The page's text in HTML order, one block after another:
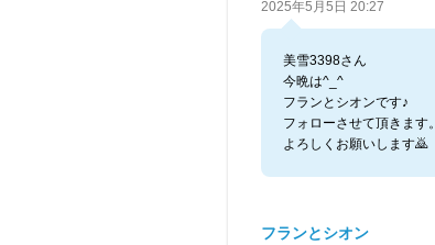
2025年5月5日 20:27
美雪3398さん
今晩は^_^
フランとシオンです♪
フォローさせて頂きます。
よろしくお願いします🙇
フランとシオン